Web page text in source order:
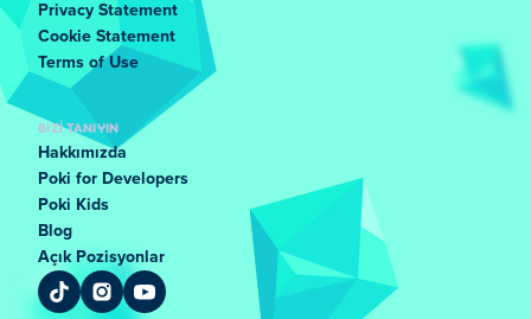
Privacy Statement
Cookie Statement
Terms of Use
BIZI TANIYIN
Hakkımızda
Poki for Developers
Poki Kids
Blog
Açık Pozisyonlar